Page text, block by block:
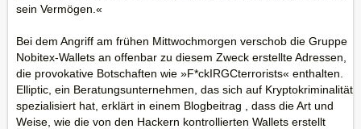
sein Vermögen.«
Bei dem Angriff am frühen Mittwochmorgen verschob die Gruppe
Nobitex-Wallets an offenbar zu diesem Zweck erstellte Adressen,
die provokative Botschaften wie »F*ckIRGCterrorists« enthalten.
Elliptic, ein Beratungsunternehmen, das sich auf Kryptokriminalität
spezialisiert hat, erklärt in einem Blogbeitrag , dass die Art und
Weise, wie die von den Hackern kontrollierten Wallets erstellt